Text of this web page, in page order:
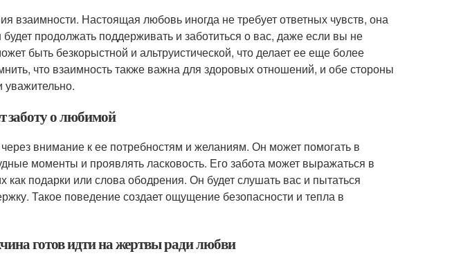
взаимности. Настоящая любовь иногда не требует ответных чувств, она
продолжать поддерживать и заботиться о вас, даже если вы не
быть безкорыстной и альтруистической, что делает ее еще более
что взаимность также важна для здоровых отношений, и обе стороны
заботу о любимой
внимание к ее потребностям и желаниям. Он может помогать в
моменты и проявлять ласковость. Его забота может выражаться в
как подарки или слова ободрения. Он будет слушать вас и пытаться
Такое поведение создает ощущение безопасности и тепла в
готов идти на жертвы ради любви